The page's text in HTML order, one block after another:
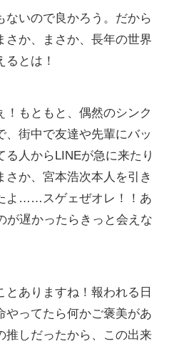
ないので良かろう。だから
さか、まさか、長年の世界
とは！
！もともと、偶然のシンク
、街中で友達や先輩にバッ
人からLINEが急に来たり
か、宮本浩次本人を引き
よ……スゲェぜオレ！！あ
が遅かったらきっと会えな
ありますね！報われる日
やってたら何かご褒美があ
しだったから、この出来